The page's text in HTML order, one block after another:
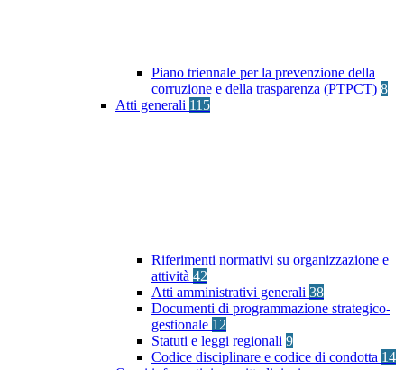
Piano triennale per la prevenzione della
corruzione e della trasparenza (PTPCT) 8
Atti generali 115
Riferimenti normativi su organizzazione e
attività 42
Atti amministrativi generali 38
Documenti di programmazione strategico-
gestionale 12
Statuti e leggi regionali 9
Codice disciplinare e codice di condotta 14